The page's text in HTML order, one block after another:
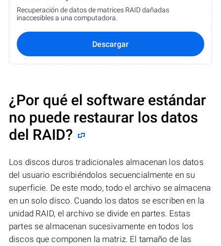
Recuperación de datos de matrices RAID dañadas
inaccesibles a una computadora.
Descargar
¿Por qué el software estándar
no puede restaurar los datos
del RAID?
Los discos duros tradicionales almacenan los datos
del usuario escribiéndolos secuencialmente en su
superficie. De este modo, todo el archivo se almacena
en un solo disco. Cuando los datos se escriben en la
unidad RAID, el archivo se divide en partes. Estas
partes se almacenan sucesivamente en todos los
discos que componen la matriz. El tamaño de las